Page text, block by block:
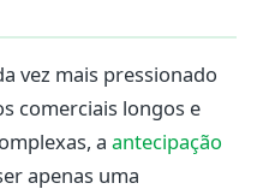
vez mais pressionado
comerciais longos e
a antecipação
apenas uma